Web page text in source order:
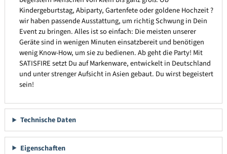
Kindergeburtstag, Abiparty, Gartenfete oder goldene Hochzeit ?
wir haben passende Ausstattung, um richtig Schwung in Dein
Event zu bringen. Alles ist so einfach: Die meisten unserer
Geräte sind in wenigen Minuten einsatzbereit und benötigen
wenig Know-How, um sie zu bedienen. Ab geht die Party! Mit
SATISFIRE setzt Du auf Markenware, entwickelt in Deutschland
und unter strenger Aufsicht in Asien gebaut. Du wirst begeistert
sein!
Technische Daten
Eigenschaften